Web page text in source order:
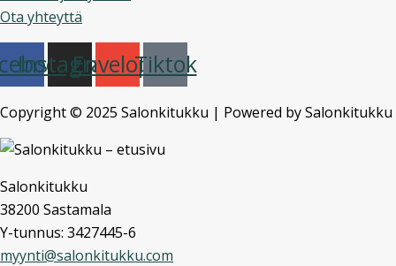
Ota yhteyttä
Instagram
EnvelopeTiktok
Copyright © 2025 Salonkitukku | Powered by Salonkitukku
Salonkitukku
38200 Sastamala
Y-tunnus: 3427445-6
myynti@salonkitukku.com